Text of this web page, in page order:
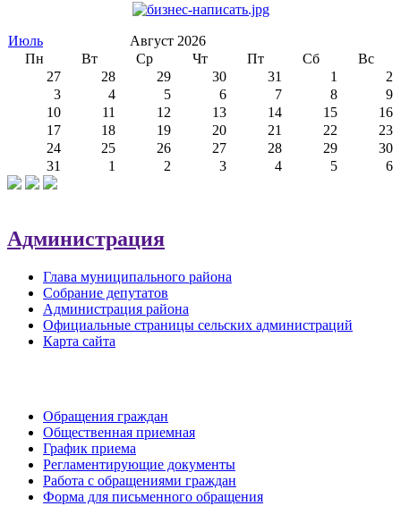
Июль
Август 2026
Пн
Вт Ср Чт Пт Сб
Вс
27
28 29 30 31 1
2
3
4 5 6 7 8
9
10
11 12 13 14 15
16
17
18 19 20 21 22
23
24
25 26 27 28 29
30
31
1 2 3 4 5 6
Администрация
Глава муниципального района
Собрание депутатов
Администрация района
Официальные страницы сельских администраций
Карта сайта
Обращения граждан
Общественная приемная
График приема
Регламентирующие документы
Работа с обращениями граждан
Форма для письменного обращения